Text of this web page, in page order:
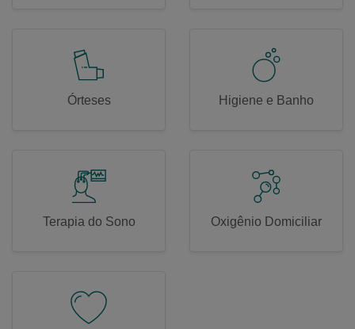
Órteses Higiene e Banho
Terapia do Sono Oxigênio Domiciliar